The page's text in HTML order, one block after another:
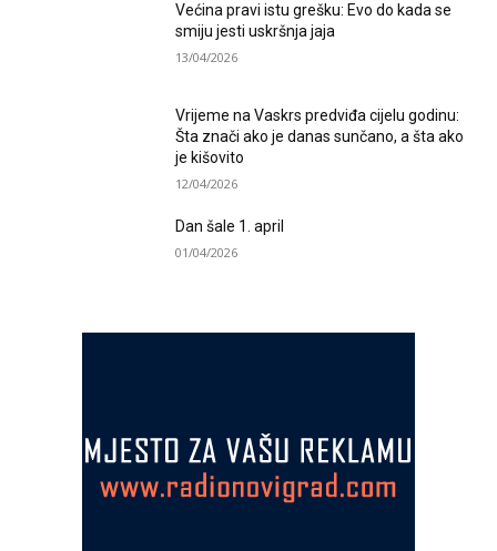
Većina pravi istu grešku: Evo do kada se
smiju jesti uskršnja jaja
13/04/2026
Vrijeme na Vaskrs predviđa cijelu godinu:
Šta znači ako je danas sunčano, a šta ako
je kišovito
12/04/2026
Dan šale 1. april
01/04/2026